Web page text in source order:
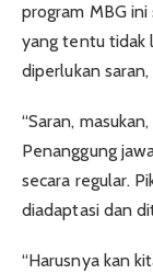
program MBG ini
yang tentu tidak
diperlukan
“Saran,
Penanggung
secara regular.
diadaptasi dan
“Harusnya kan